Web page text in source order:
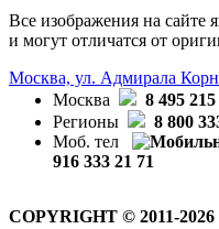
Все изображения на сайте
и могут отличатся от
Москва, ул. Адмирала
Москва
8 495 215
Регионы
8 800
Моб. тел
916 333 21 71
COPYRIGHT © 2011-